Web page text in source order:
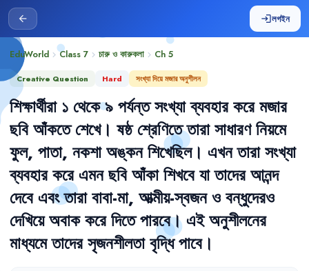
arrow_back loginলগইন
EduWorld chevron_rightClass 7 chevron_right চারু ও কারুকলা chevron_right Ch 5
Creative Question Hard সংখ্যা দিয়ে মজার অনুশীলন
শিক্ষার্থীরা ১ থেকে ৯ পর্যন্ত সংখ্যা ব্যবহার করে মজার
ছবি আঁকতে শেখে। ষষ্ঠ শ্রেণিতে তারা সাধারণ নিয়মে
ফুল, পাতা, নকশা অঙ্কন শিখেছিল। এখন তারা সংখ্যা
ব্যবহার করে এমন ছবি আঁকা শিখবে যা তাদের আনন্দ
দেবে এবং তারা বাবা-মা, আত্মীয়-স্বজন ও বন্ধুদেরও
দেখিয়ে অবাক করে দিতে পারবে। এই অনুশীলনের
মাধ্যমে তাদের সৃজনশীলতা বৃদ্ধি পাবে।